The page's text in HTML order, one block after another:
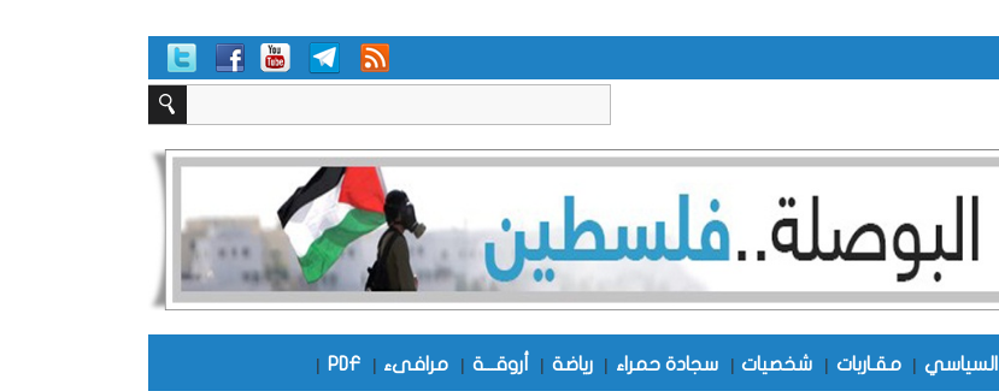
| مقـاربات | شخصيات | سجادة حمراء | رياضة | أروقـــة | مرافىء |
PDF
|